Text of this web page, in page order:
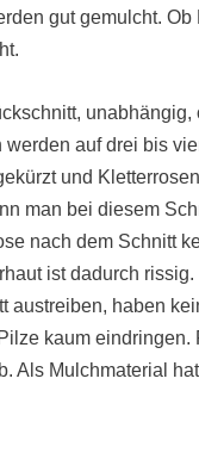
gut gemulcht.
auf drei bis
und
man bei diesem
nach dem Schnitt
ist dadurch
haben
kaum
Als Mulchmaterial